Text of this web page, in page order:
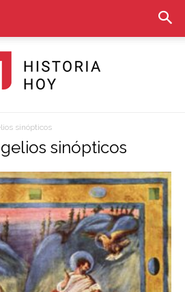
Historia
Hoy
sinópticos
sinópticos